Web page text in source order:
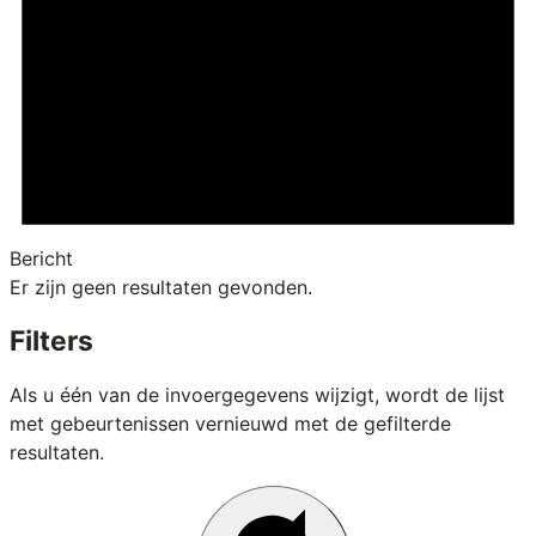
Bericht
Er zijn geen resultaten gevonden.
Filters
Als u één van de invoergegevens wijzigt, wordt de lijst
met gebeurtenissen vernieuwd met de gefilterde
resultaten.